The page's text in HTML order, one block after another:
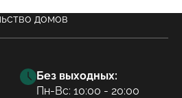
Без выходных:
Пн-Вс: 10:00 - 20:00